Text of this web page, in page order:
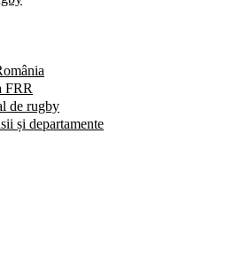
FRR
de rugby
și departamente